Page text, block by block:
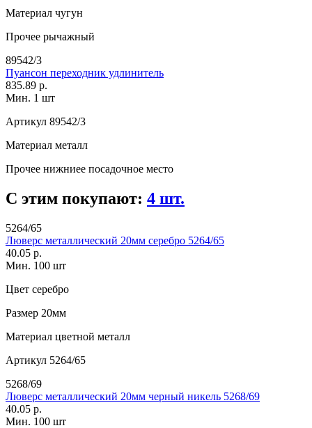
Материал чугун
Прочее рычажный
89542/3
Пуансон переходник удлинитель
835.89 р.
Мин. 1 шт
Артикул 89542/3
Материал металл
Прочее нижниее посадочное место
С этим покупают: 4 шт.
5264/65
Люверс металлический 20мм серебро 5264/65
40.05 р.
Мин. 100 шт
Цвет серебро
Размер 20мм
Материал цветной металл
Артикул 5264/65
5268/69
Люверс металлический 20мм черный никель 5268/69
40.05 р.
Мин. 100 шт